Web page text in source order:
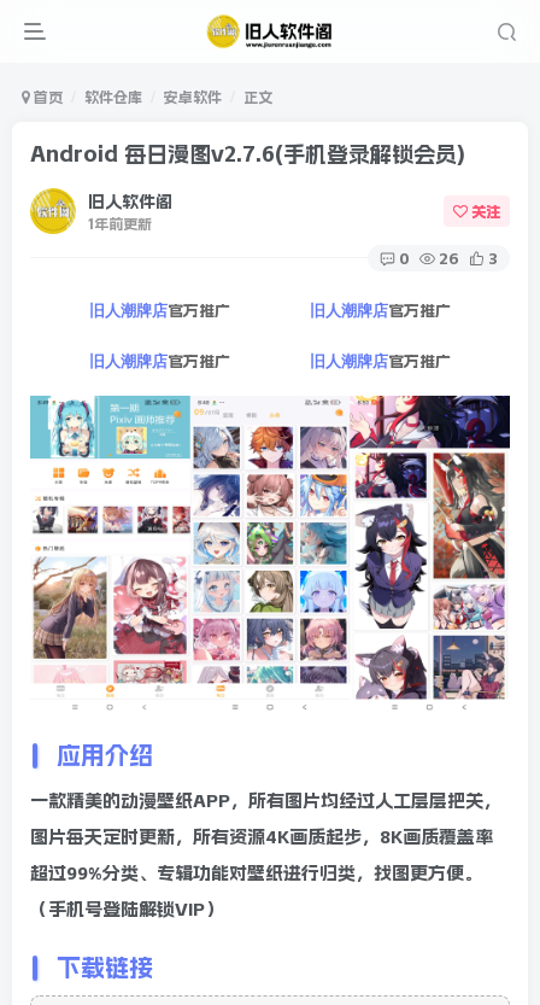
首页 软件仓库 安卓软件 正文
Android 每日漫图v2.7.6(手机登录解锁会员)
旧人软件阁
1年前更新
关注
0 26 3
旧人潮牌店官方推广 旧人潮牌店官方推广
旧人潮牌店官方推广 旧人潮牌店官方推广
应用介绍
一款精美的动漫壁纸APP，所有图片均经过人工层层把关，
图片每天定时更新，所有资源4K画质起步，8K画质覆盖率
超过99%分类、专辑功能对壁纸进行归类，找图更方便。
（手机号登陆解锁VIP）
下载链接